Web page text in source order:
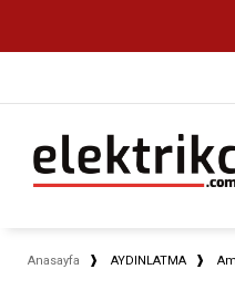
Anasayfa AYDINLATMA